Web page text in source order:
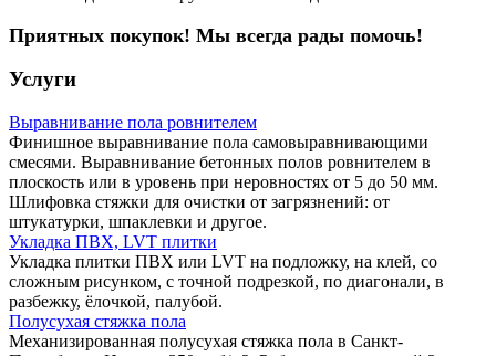
Приятных покупок! Мы всегда рады помочь!
Услуги
Выравнивание пола ровнителем
Финишное выравнивание пола самовыравнивающими
смесями. Выравнивание бетонных полов ровнителем в
плоскость или в уровень при неровностях от 5 до 50 мм.
Шлифовка стяжки для очистки от загрязнений: от
штукатурки, шпаклевки и другое.
Укладка ПВХ, LVT плитки
Укладка плитки ПВХ или LVT на подложку, на клей, со
сложным рисунком, с точной подрезкой, по диагонали, в
разбежку, ёлочкой, палубой.
Полусухая стяжка пола
Механизированная полусухая стяжка пола в Санкт-